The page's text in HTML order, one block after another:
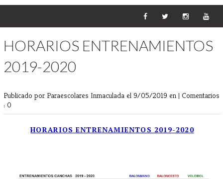
HORARIOS ENTRENAMIENTOS
2019-2020
Publicado por Paraescolares Inmaculada el 9/05/2019 en | Comentarios
: 0
HORARIOS ENTRENAMIENTOS 2019-2020